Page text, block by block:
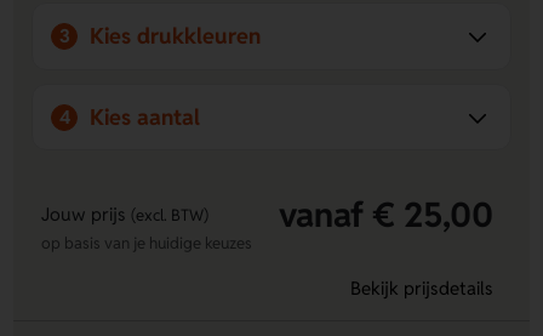
het vaandel bij ons. Daarnaast hebben wij een webshop met
benodigdheden voor een veilige en duidelijke omgeving.
3 Kies drukkleuren
4 Kies aantal
Jouw prijs (excl. BTW) vanaf € 25,00
op basis van je huidige keuzes
Bekijk prijsdetails